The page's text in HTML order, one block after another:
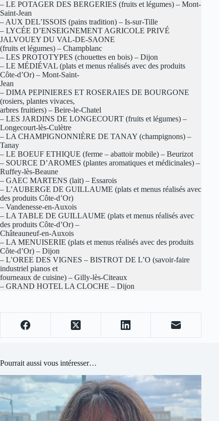
– LE POTAGER DES BERGERIES (fruits et légumes) – Mont-
Saint-Jean
– AUX DEL’ISSOIS (pains tradition) – Is-sur-Tille
– LYCÉE D’ENSEIGNEMENT AGRICOLE PRIVÉ
JALVOUEY DU VAL-DE-SAONE
(fruits et légumes) – Champblanc
– LES PROTOTYPES (chouettes en bois) – Dijon
– LE MÉDIÉVAL (plats et menus réalisés avec des produits
Côte-d’Or) – Mont-Saint-
Jean
– DIMA PEPINIERES ET ROSERAIES DE BOURGONE
(rosiers, plantes vivaces,
arbres fruitiers) – Beire-le-Chatel
– LES JARDINS DE LONGECOURT (fruits et légumes) –
Longecourt-lès-Culètre
– LA CHAMPIGNONNIÈRE DE TANAY (champignons) –
Tanay
– LE BOEUF ETHIQUE (ferme – abattoir mobile) – Beurizot
– SOURCE D’AROMES (plantes aromatiques et médicinales) –
Ruffey-lès-Beaune
– GAEC MARTENS (lait) – Essarois
– L’AUBERGE DE GUILLAUME (plats et menus réalisés avec
des produits Côte-d’Or)
– Vandenesse-en-Auxois
– LA TABLE DE GUILLAUME (plats et menus réalisés avec
des produits Côte-d’Or) –
Châteauneuf-en-Auxois
– LA MENUISERIE (plats et menus réalisés avec des produits
Côte-d’Or) – Dijon
– L’OREE DES VIGNES – BISTROT DE L’O (savoir-faire
industriel pianos et
fourneaux de cuisine) – Gilly-lès-Citeaux
– GRAND HOTEL LA CLOCHE – Dijon
Pourrait aussi vous intéresser…